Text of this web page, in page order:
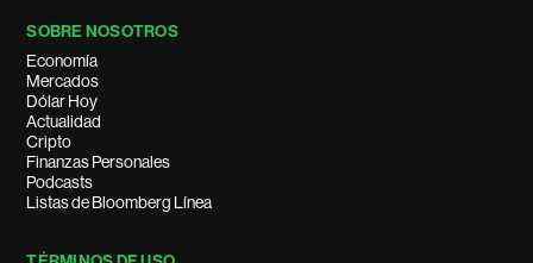
SOBRE NOSOTROS
Economía
Mercados
Dólar Hoy
Actualidad
Cripto
Finanzas Personales
Podcasts
Listas de Bloomberg Línea